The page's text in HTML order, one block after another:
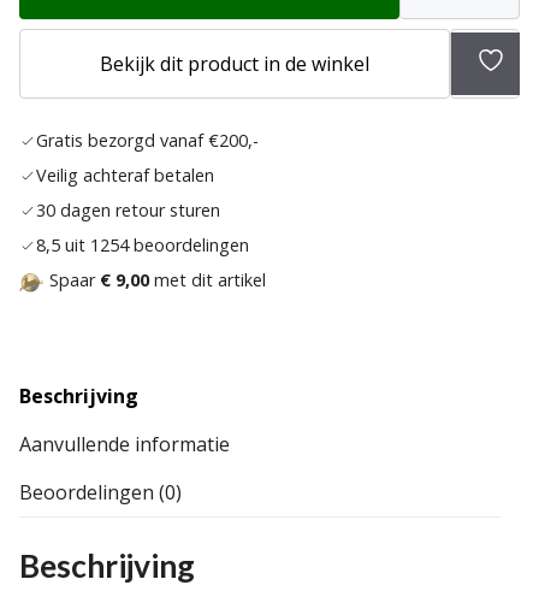
Bekijk dit product in de winkel
Gratis bezorgd vanaf €200,-
Veilig achteraf betalen
30 dagen retour sturen
8,5 uit 1254 beoordelingen
Spaar € 9,00met dit artikel
Beschrijving
Aanvullende informatie
Beoordelingen (0)
Beschrijving